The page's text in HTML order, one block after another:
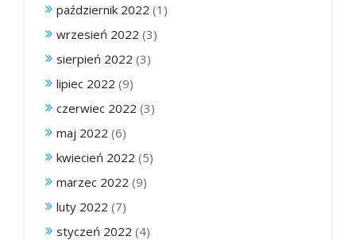
październik 2022 (1)
wrzesień 2022 (3)
sierpień 2022 (3)
lipiec 2022 (9)
czerwiec 2022 (3)
maj 2022 (6)
kwiecień 2022 (5)
marzec 2022 (9)
luty 2022 (7)
styczeń 2022 (4)